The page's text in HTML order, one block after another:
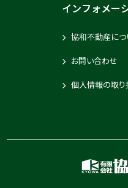
インフォメー
協和不動産につ
お問い合わせ
個人情報の取り